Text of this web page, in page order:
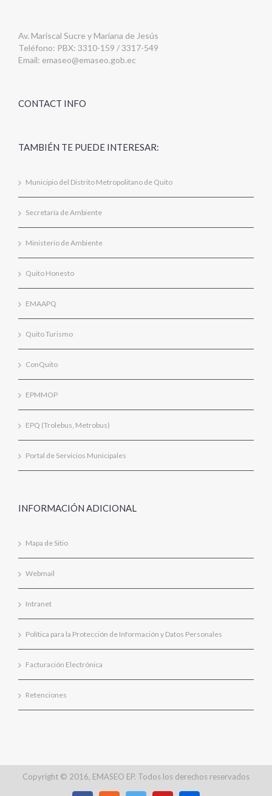
Av. Mariscal Sucre y Mariana de Jesús
Teléfono: PBX: 3310-159 / 3317-549
Email: emaseo@emaseo.gob.ec
CONTACT INFO
TAMBIÉN TE PUEDE INTERESAR:
Municipio del Distrito Metropolitano de Quito
Secretaría de Ambiente
Ministerio de Ambiente
Quito Honesto
EMAAPQ
Quito Turismo
ConQuito
EPMMOP
EPQ (Trolebus, Metrobus)
Portal de Servicios Municipales
INFORMACIÓN ADICIONAL
Mapa de Sitio
Webmail
Intranet
Política para la Protección de Información y Datos Personales
Facturación Electrónica
Retenciones
Copyright © 2016, EMASEO EP. Todos los derechos reservados